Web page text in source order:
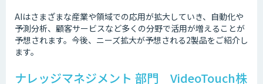
AIはさまざまな産業や領域での応用が拡大していき、自動化や
予測分析、顧客サービスなど多くの分野で活用が増えることが
予想されます。今後、ニーズ拡大が予想される2製品をご紹介し
ます。
ナレッジマネジメント 部門 VideoTouch株